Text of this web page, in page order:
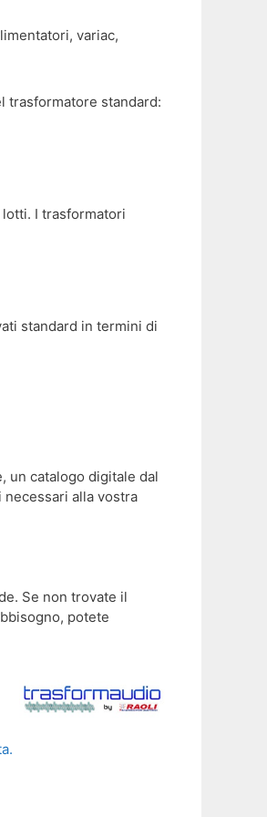
variac,
trasformatore standard:
I trasformatori
standard in termini di
un catalogo digitale dal
alla vostra
Se non trovate il
potete